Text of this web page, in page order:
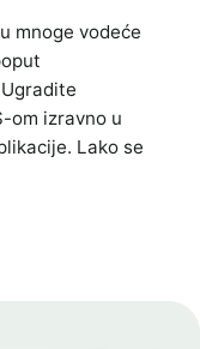
mnoge vodeće
om izravno u
Lako se